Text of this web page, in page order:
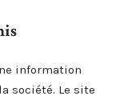
information
société. Le site